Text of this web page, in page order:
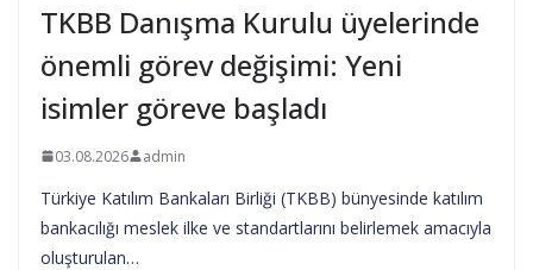
TKBB Danışma Kurulu üyelerinde
önemli görev değişimi: Yeni
isimler göreve başladı
03.08.2026 admin
Türkiye Katılım Bankaları Birliği (TKBB) bünyesinde katılım
bankacılığı meslek ilke ve standartlarını belirlemek amacıyla
oluşturulan…